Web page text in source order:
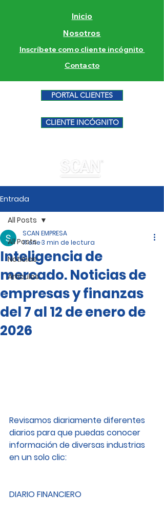
Inicio
Nosotros
Inscríbete como cliente incógnito
Contacto
PORTAL CLIENTES
CLIENTE INCÓGNITO
Entrada
All Posts
Noticias
Artículos
All Posts
Inteligencia de
mercado. Noticias de
empresas y finanzas
del 7 al 12 de enero de
2026
SCAN EMPRESA
11 ene3 min de lectura
Revisamos diariamente diferentes
diarios para que puedas conocer
información de diversas industrias
en un solo clic:
DIARIO FINANCIERO